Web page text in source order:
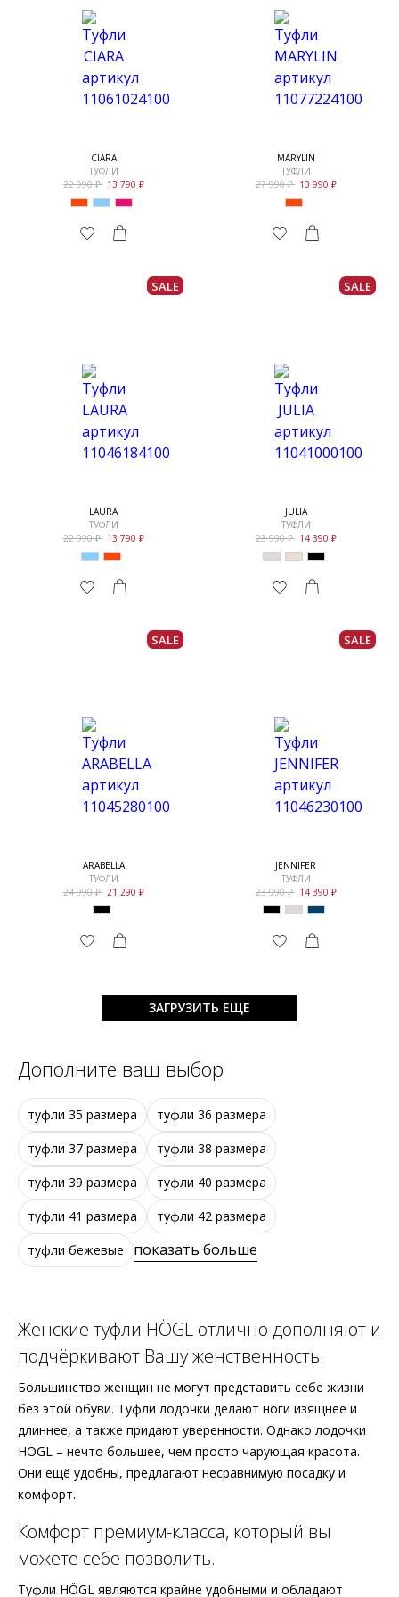
CIARA
ТУФЛИ
22 990
13 790
MARYLIN
ТУФЛИ
27 990
13 990
SALE
LAURA
ТУФЛИ
22 990
13 790
SALE
JULIA
ТУФЛИ
23 990
14 390
SALE
ARABELLA
ТУФЛИ
24 990
21 290
SALE
JENNIFER
ТУФЛИ
23 990
14 390
ЗАГРУЗИТЬ ЕЩЕ
Дополните ваш выбор
туфли 35 размера
туфли 36 размера
туфли 37 размера
туфли 38 размера
туфли 39 размера
туфли 40 размера
туфли 41 размера
туфли 42 размера
туфли бежевые
показать больше
Женские туфли HÖGL отлично дополняют и
подчёркивают Вашу женственность.
Большинство женщин не могут представить себе жизни
без этой обуви. Туфли лодочки делают ноги изящнее и
длиннее, а также придают уверенности. Однако лодочки
HÖGL – нечто большее, чем просто чарующая красота.
Они ещё удобны, предлагают несравнимую посадку и
комфорт.
Комфорт премиум-класса, который вы
можете себе позволить.
Туфли HÖGL являются крайне удобными и обладают